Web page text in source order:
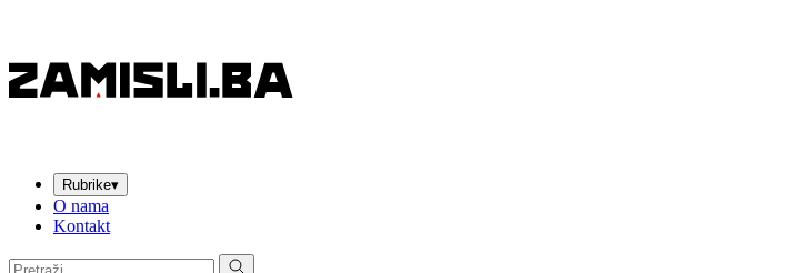
Rubrike▾
O nama
Kontakt
Pretraga: